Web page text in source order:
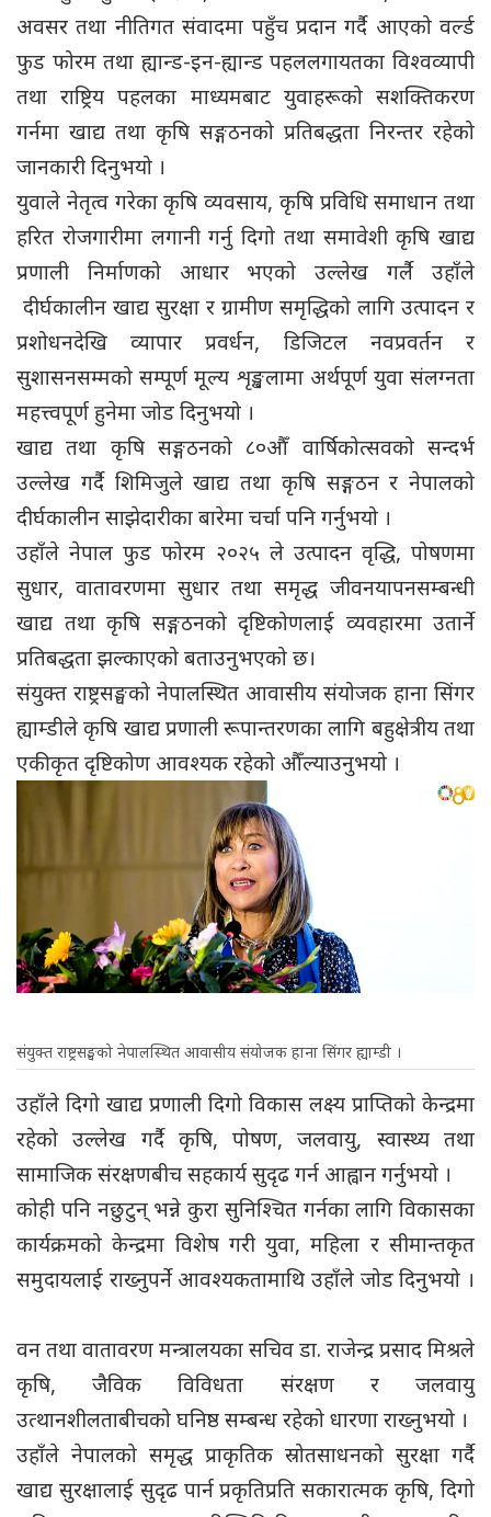
अवसर तथा नीतिगत संवादमा पहुँच प्रदान गर्दै आएको वर्ल्ड
फुड फोरम तथा ह्यान्ड-इन-ह्यान्ड पहललगायतका विश्वव्यापी
तथा राष्ट्रिय पहलका माध्यमबाट युवाहरूको सशक्तिकरण
गर्नमा खाद्य तथा कृषि सङ्गठनको प्रतिबद्धता निरन्तर रहेको
जानकारी दिनुभयो ।
युवाले नेतृत्व गरेका कृषि व्यवसाय, कृषि प्रविधि समाधान तथा
हरित रोजगारीमा लगानी गर्नु दिगो तथा समावेशी कृषि खाद्य
प्रणाली निर्माणको आधार भएको उल्लेख गर्लै उहाँले
दीर्घकालीन खाद्य सुरक्षा र ग्रामीण समृद्धिको लागि उत्पादन र
प्रशोधनदेखि व्यापार प्रवर्धन, डिजिटल नवप्रवर्तन र
सुशासनसम्मको सम्पूर्ण मूल्य शृङ्खलामा अर्थपूर्ण युवा संलग्नता
महत्त्वपूर्ण हुनेमा जोड दिनुभयो ।
खाद्य तथा कृषि सङ्गठनको ८०औँ वार्षिकोत्सवको सन्दर्भ
उल्लेख गर्दै शिमिजुले खाद्य तथा कृषि सङ्गठन र नेपालको
दीर्घकालीन साझेदारीका बारेमा चर्चा पनि गर्नुभयो ।
उहाँले नेपाल फुड फोरम २०२५ ले उत्पादन वृद्धि, पोषणमा
सुधार, वातावरणमा सुधार तथा समृद्ध जीवनयापनसम्बन्धी
खाद्य तथा कृषि सङ्गठनको दृष्टिकोणलाई व्यवहारमा उतार्ने
प्रतिबद्धता झल्काएको बताउनुभएको छ।
संयुक्त राष्ट्रसङ्घको नेपालस्थित आवासीय संयोजक हाना सिंगर
ह्याम्डीले कृषि खाद्य प्रणाली रूपान्तरणका लागि बहुक्षेत्रीय तथा
एकीकृत दृष्टिकोण आवश्यक रहेको औँल्याउनुभयो ।
संयुक्त राष्ट्रसङ्घको नेपालस्थित आवासीय संयोजक हाना सिंगर ह्याम्डी ।
उहाँले दिगो खाद्य प्रणाली दिगो विकास लक्ष्य प्राप्तिको केन्द्रमा
रहेको उल्लेख गर्दै कृषि, पोषण, जलवायु, स्वास्थ्य तथा
सामाजिक संरक्षणबीच सहकार्य सुदृढ गर्न आह्वान गर्नुभयो ।
कोही पनि नछुटुन् भन्ने कुरा सुनिश्चित गर्नका लागि विकासका
कार्यक्रमको केन्द्रमा विशेष गरी युवा, महिला र सीमान्तकृत
समुदायलाई राख्नुपर्ने आवश्यकतामाथि उहाँले जोड दिनुभयो ।
वन तथा वातावरण मन्त्रालयका सचिव डा. राजेन्द्र प्रसाद मिश्रले
कृषि, जैविक विविधता संरक्षण र जलवायु
उत्थानशीलताबीचको घनिष्ठ सम्बन्ध रहेको धारणा राख्नुभयो ।
उहाँले नेपालको समृद्ध प्राकृतिक स्रोतसाधनको सुरक्षा गर्दै
खाद्य सुरक्षालाई सुदृढ पार्न प्रकृतिप्रति सकारात्मक कृषि, दिगो